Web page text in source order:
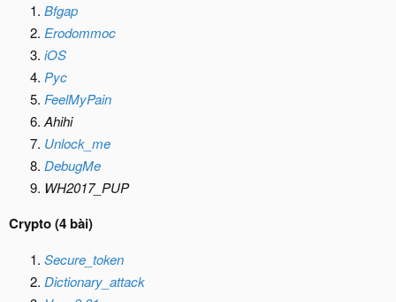
Bfgap
Erodommoc
iOS
Pyc
FeelMyPain
Ahihi
Unlock_me
DebugMe
WH2017_PUP
Crypto (4 bài)
Secure_token
Dictionary_attack